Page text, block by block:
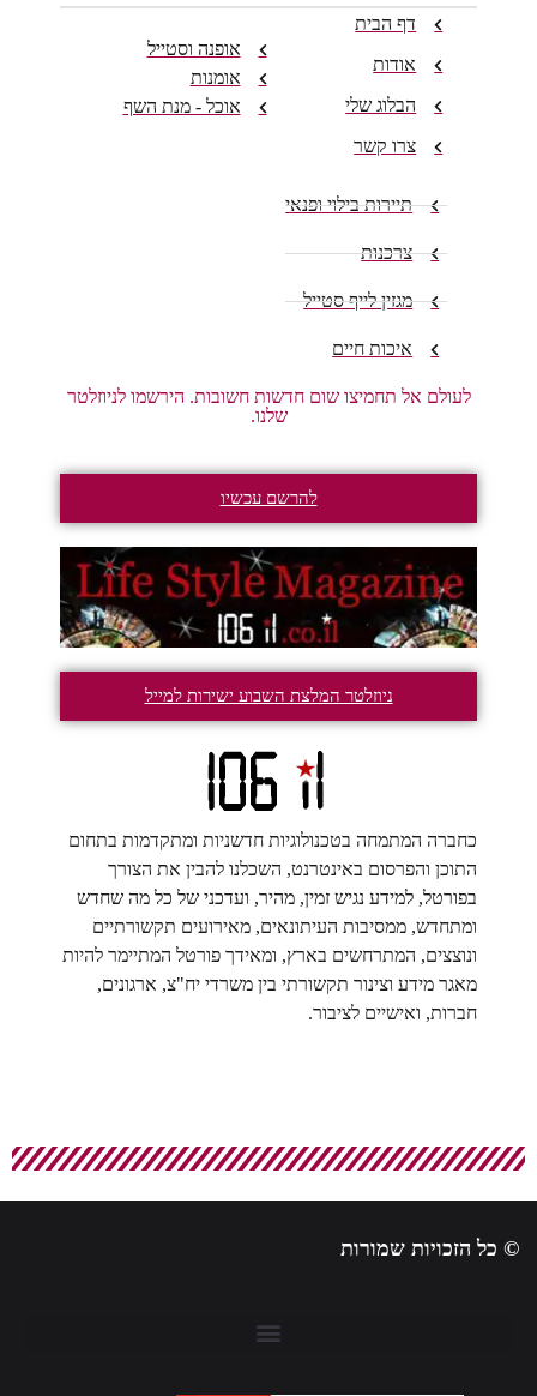
דף הבית
אודות
הבלוג שלי
צרו קשר
אופנה וסטייל
אומנות
אוכל - מנת השף
תיירות בילוי ופנאי
צרכנות
מגזין לייף סטייל
איכות חיים
לעולם אל תחמיצו שום חדשות חשובות. הירשמו לניוזלטר
שלנו.
להרשם עכשיו
ניוזלטר המלצת השבוע ישירות למייל
כחברה המתמחה בטכנולוגיות חדשניות ומתקדמות בתחום
התוכן והפרסום באינטרנט, השכלנו להבין את הצורך
בפורטל, למידע נגיש זמין, מהיר, ועדכני של כל מה שחדש
ומתחדש, ממסיבות העיתונאים, מאירועים תקשורתיים
ונוצצים, המתרחשים בארץ, ומאידך פורטל המתיימר להיות
מאגר מידע וצינור תקשורתי בין משרדי יח"צ, ארגונים,
חברות, ואישיים לציבור.
© כל הזכויות שמורות